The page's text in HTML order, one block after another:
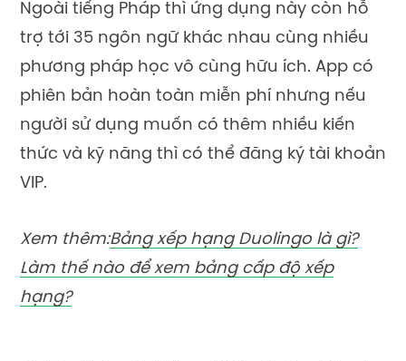
Ngoài tiếng Pháp thì ứng dụng này còn hỗ
trợ tới 35 ngôn ngữ khác nhau cùng nhiều
phương pháp học vô cùng hữu ích. App có
phiên bản hoàn toàn miễn phí nhưng nếu
người sử dụng muốn có thêm nhiều kiến
thức và kỹ năng thì có thể đăng ký tài khoản
VIP.
Xem thêm:Bảng xếp hạng Duolingo là gì?
Làm thế nào để xem bảng cấp độ xếp
hạng?